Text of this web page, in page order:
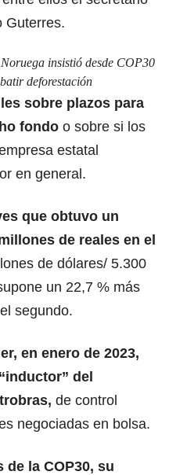
Guterres.
insistió desde COP30
deforestación
sobre plazos para
fondo o sobre si los
estatal
en general.
que obtuvo un
de reales en el
de dólares/ 5.300
un 22,7 % más
segundo.
en enero de 2023,
del
de control
negociadas en bolsa.
de la COP30, su